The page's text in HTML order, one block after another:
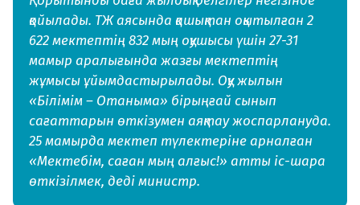
қойылады. ТЖ аясында қашықтан оқытылған 2
622 мектептің 832 мың оқушысы үшін 27-31
мамыр аралығында жазғы мектептің
жұмысы ұйымдастырылады. Оқу жылын
«Білімім – Отаныма» бірыңғай сынып
сағаттарын өткізумен аяқтау жоспарлануда.
25 мамырда мектеп түлектеріне арналған
«Мектебім, саған мың алғыс!» атты іс-шара
өткізілмек, деді министр.